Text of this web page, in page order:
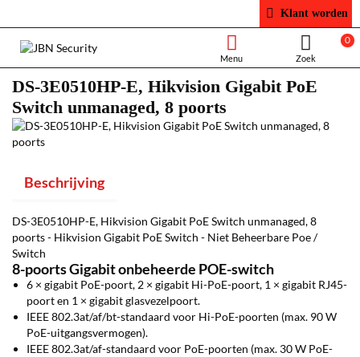
Klant worden
0
DS-3E0510HP-E, Hikvision Gigabit PoE
Switch unmanaged, 8 poorts
Beschrijving
DS-3E0510HP-E, Hikvision Gigabit PoE Switch unmanaged, 8
poorts - Hikvision Gigabit PoE Switch - Niet Beheerbare Poe /
Switch
8-poorts Gigabit onbeheerde POE-switch
6 × gigabit PoE-poort, 2 × gigabit Hi-PoE-poort, 1 × gigabit RJ45-
poort en 1 × gigabit glasvezelpoort.
IEEE 802.3at/af/bt-standaard voor Hi-PoE-poorten (max. 90 W
PoE-uitgangsvermogen).
IEEE 802.3at/af-standaard voor PoE-poorten (max. 30 W PoE-